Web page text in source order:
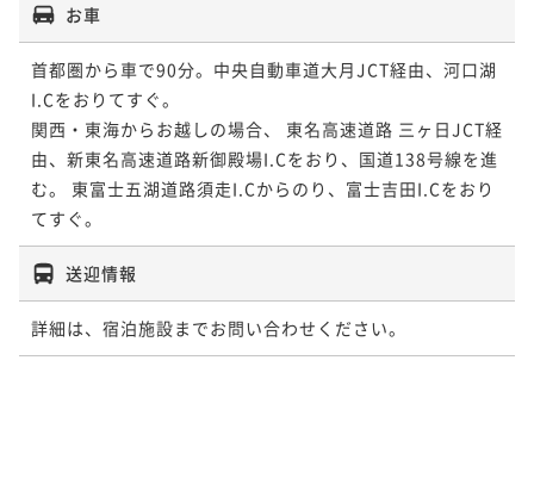
お車
首都圏から車で90分。中央自動車道大月JCT経由、河口湖
I.Cをおりてすぐ。
関西・東海からお越しの場合、 東名高速道路 三ヶ日JCT経
由、新東名高速道路新御殿場I.Cをおり、国道138号線を進
む。 東富士五湖道路須走I.Cからのり、富士吉田I.Cをおり
てすぐ。
送迎情報
詳細は、宿泊施設までお問い合わせください。